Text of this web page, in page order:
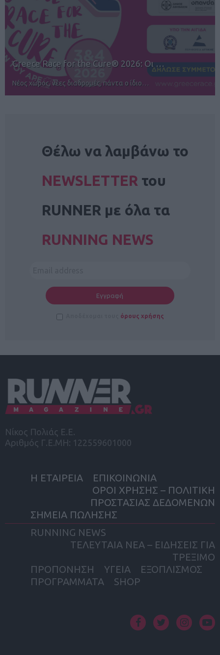
12ος TUI Rhodes Marathon: Άνοιγμα ε…
Αγώνες για όλους στην Ρόδο
Θέλω να λαμβάνω το
NEWSLETTER του
RUNNER με όλα τα
RUNNING NEWS
όρους χρήσης
Νίκος Πολιάς Ε.Ε.
Αριθμός Γ.Ε.ΜΗ: 122559601000
Η ΕΤΑΙΡΕΙΑ
ΕΠΙΚΟΙΝΩΝΙΑ
ΟΡΟΙ ΧΡΗΣΗΣ – ΠΟΛΙΤΙΚΗ
ΠΡΟΣΤΑΣΙΑΣ ΔΕΔΟΜΕΝΩΝ
ΣΗΜΕΙΑ ΠΩΛΗΣΗΣ
RUNNING NEWS
ΤΕΛΕΥΤΑΙΑ ΝΕΑ – ΕΙΔΗΣΕΙΣ ΓΙΑ
ΤΡΕΞΙΜΟ
ΠΡΟΠΟΝΗΣΗ
ΥΓΕΙΑ
ΕΞΟΠΛΙΣΜΟΣ
ΠΡΟΓΡΑΜΜΑΤΑ
SHOP